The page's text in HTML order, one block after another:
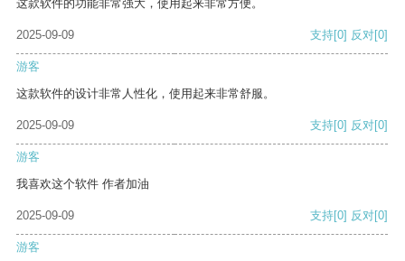
这款软件的功能非常强大，使用起来非常方便。
2025-09-09 支持[0] 反对[0]
游客
这款软件的设计非常人性化，使用起来非常舒服。
2025-09-09 支持[0] 反对[0]
游客
我喜欢这个软件 作者加油
2025-09-09 支持[0] 反对[0]
游客